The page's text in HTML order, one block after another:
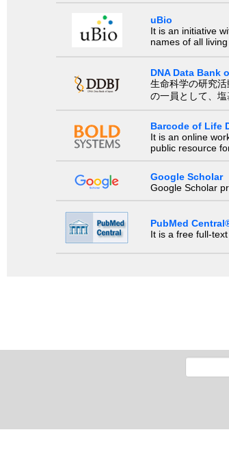
uBio
It is an initiative
names of all
DNA Data Bank
生命科学の研究
の一員として、
Barcode of Life
It is an online
public resource
Google Scholar
Google Scholar
PubMed
It is a free full-